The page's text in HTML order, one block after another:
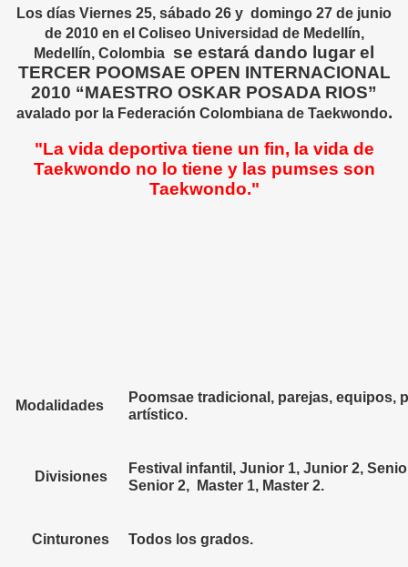
Los días Viernes 25, sábado 26 y domingo 27 de junio
de 2010 en el Coliseo Universidad de Medellín,
Medellín, Colombia se estará dando lugar el
TERCER POOMSAE OPEN INTERNACIONAL
2010 “MAESTRO OSKAR POSADA RIOS”
avalado por la Federación Colombiana de Taekwondo.
"La vida deportiva tiene un fin, la vida de
Taekwondo no lo tiene y las pumses son
Taekwondo."
Modalidades
Poomsae tradicional, parejas, equipos,
artístico.
Divisiones
Festival infantil, Junior 1, Junior 2,
Senior 2,
Master 1, Master 2.
Cinturones Todos los grados.